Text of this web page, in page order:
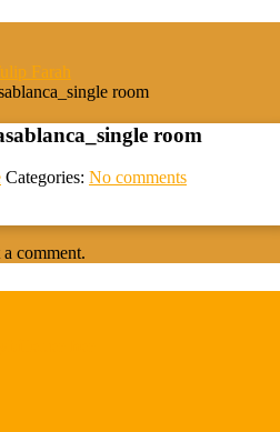
Farah
room
room
Categories: No comments
comment.